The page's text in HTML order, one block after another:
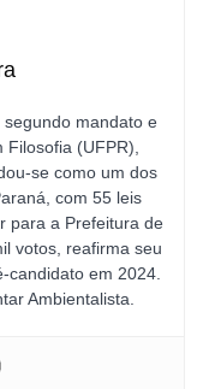
mandato e
(UFPR),
se como um dos
com 55 leis
para a Prefeitura de
votos, reafirma seu
candidato em 2024.
Ambientalista.